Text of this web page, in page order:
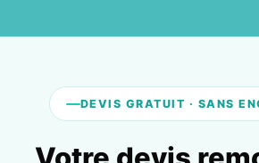
DEVIS GRATUIT · SANS